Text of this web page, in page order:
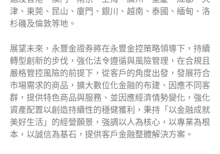
津、東莞、昆山、廈門、銀川、越南、泰國、緬甸、洛
杉磯及倫敦等地。
展望未來，永豐金證券將在永豐金控策略領導下，持續
轉型創新的步伐，強化法令遵循與風險管理，在合規且
嚴格管控風險的前提下，從客戶的角度出發，發展符合
市場需求的商品，擴大數位化金融的布建、因應不同客
群，提供特色商品與服務、並因應經濟情勢變化，強化
資產配置以創造持續性的穩健獲利，秉持「以金融成就
美好生活」的經營願景，強調以人為核心，以專業為根
本，以誠信為基石，提供客戶金融整體解決方案。